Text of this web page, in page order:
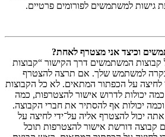
גישות למשתמשים לפורומים פרטיים.
וכיצד אני מצטרף לאחת?
קבוצות המשתמשים דרך הקישור “קבוצות
למשתמש שלך. אם תרצה להצטרף
על הכפתור המתאים. לא כל הקבוצות
יכולות לדרוש אישור להצטרפות, כמה
וכמה יכולות אף להסתיר את חברי הקבוצה.
יכול להצטרף אליה על־ידי לחיצה על
קבוצה דורשת אישור להצטרפות תוכל